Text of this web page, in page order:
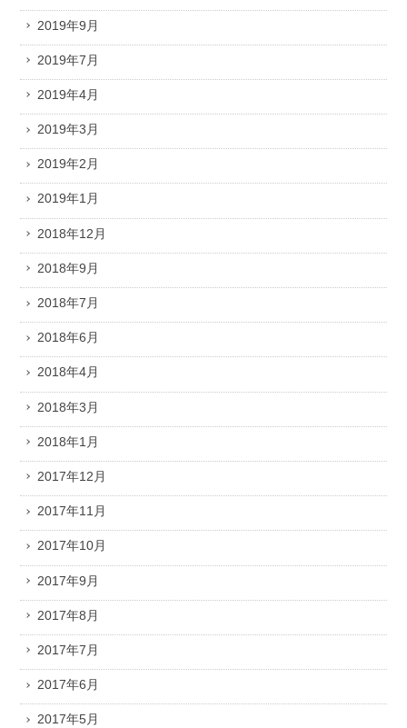
2019年9月
2019年7月
2019年4月
2019年3月
2019年2月
2019年1月
2018年12月
2018年9月
2018年7月
2018年6月
2018年4月
2018年3月
2018年1月
2017年12月
2017年11月
2017年10月
2017年9月
2017年8月
2017年7月
2017年6月
2017年5月